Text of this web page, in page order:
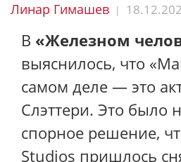
Линар Гимашев |
В «Железном
выяснилось, что
самом деле — это
Слэттери. Это было
спорное решение,
Studios пришлось